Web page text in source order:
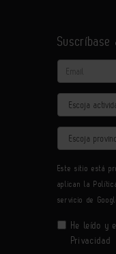
Email
Actividad
Provincia
Este sitio está
aplican la
servicio de
He leído y
Privacidad